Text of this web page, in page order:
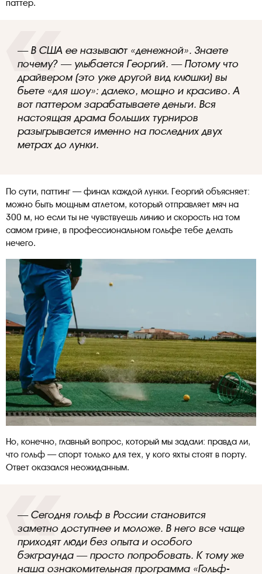
паттер.
— В США ее называют «денежной». Знаете
почему? — улыбается Георгий. — Потому что
драйвером (это уже другой вид клюшки) вы
бьете «для шоу»: далеко, мощно и красиво. А
вот паттером зарабатываете деньги. Вся
настоящая драма больших турниров
разыгрывается именно на последних двух
метрах до лунки.
По сути, паттинг — финал каждой лунки. Георгий объясняет:
можно быть мощным атлетом, который отправляет мяч на
300 м, но если ты не чувствуешь линию и скорость на том
самом грине, в профессиональном гольфе тебе делать
нечего.
Но, конечно, главный вопрос, который мы задали: правда ли,
что гольф — спорт только для тех, у кого яхты стоят в порту.
Ответ оказался неожиданным.
— Сегодня гольф в России становится
заметно доступнее и моложе. В него все чаще
приходят люди без опыта и особого
бэкграунда — просто попробовать. К тому же
наша ознакомительная программа «Гольф-